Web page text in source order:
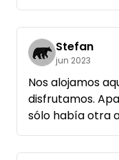
pájaros por la
situado en el
soleados como
también es muy
gusten mucho
atascados en
salir.
A pesar de
Stefan
jun 2023
Nos alojamos
disfrutamos.
sólo había otra
super tranquilo
noches. El dixi